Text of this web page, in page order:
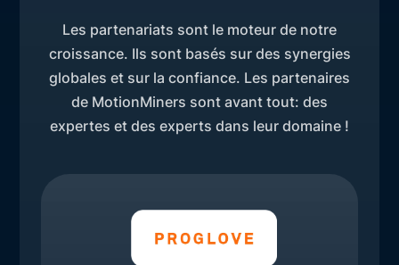
Les partenariats sont le moteur de notre
croissance. Ils sont basés sur des synergies
globales et sur la confiance. Les partenaires
de MotionMiners sont avant tout: des
expertes et des experts dans leur domaine !